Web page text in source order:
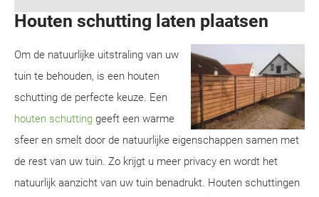
Houten schutting laten plaatsen
Om de natuurlijke uitstraling van uw
tuin te behouden, is een houten
schutting de perfecte keuze. Een
houten schutting geeft een warme
sfeer en smelt door de natuurlijke eigenschappen samen met
de rest van uw tuin. Zo krijgt u meer privacy en wordt het
natuurlijk aanzicht van uw tuin benadrukt. Houten schuttingen